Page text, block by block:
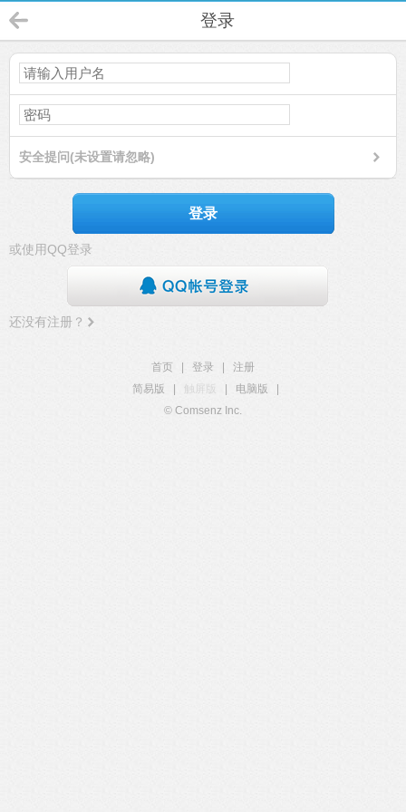
登录
安全提问(未设置请忽略)
登录
或使用QQ登录
还没有注册？
首页 登录
注册
简易版
触屏版 电脑版
© Comsenz Inc.